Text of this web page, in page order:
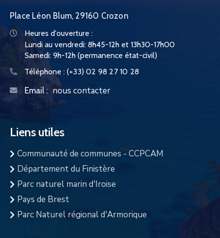
Place Léon Blum, 29160 Crozon
Heures d'ouverture :
Lundi au vendredi: 8h45-12h et 13h30-17h00
Samedi: 9h-12h (permanence état-civil)
Téléphone : (+33) 02 98 27 10 28
Email : nous contacter
Liens utiles
Communauté de communes - CCPCAM
Département du Finistère
Parc naturel marin d'Iroise
Pays de Brest
Parc Naturel régional d'Armorique